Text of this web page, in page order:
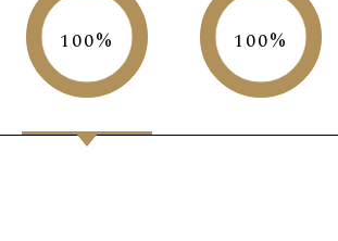
100 100